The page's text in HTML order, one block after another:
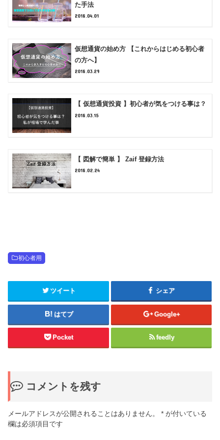
た手法
2018.04.01
仮想通貨の始め方 【これからはじめる初心者
の方へ】
2018.03.29
【 仮想通貨投資 】初心者が気をつける事は？
2018.03.15
【 図解で簡単 】 Zaif 登録方法
2018.02.24
初心者用
ツイート シェア
はてブ Google+
Pocket feedly
コメントを残す
メールアドレスが公開されることはありません。 * が付いている
欄は必須項目です